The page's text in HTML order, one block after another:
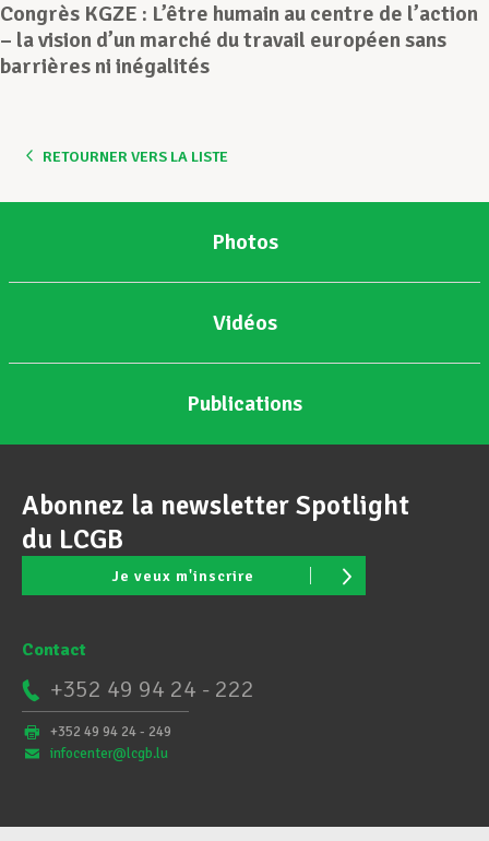
Congrès KGZE : L’être humain au centre de l’action
– la vision d’un marché du travail européen sans
barrières ni inégalités
RETOURNER VERS LA LISTE
Photos
Vidéos
Publications
Abonnez la newsletter Spotlight
du LCGB
Je veux m'inscrire
Contact
+352 49 94 24 - 222
+352 49 94 24 - 249
infocenter@lcgb.lu